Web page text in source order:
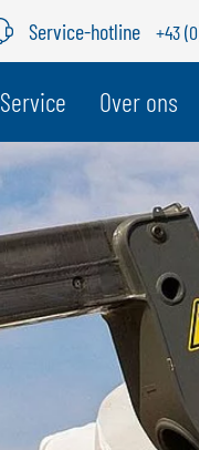
BELGIË
GÖWEIL BNL
NEDERLANDS
FRANÇAIS
Service-hotline +43
Service Over ons